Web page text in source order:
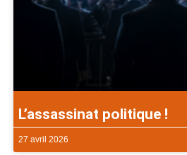
L’assassinat politique !
27 avril 2026